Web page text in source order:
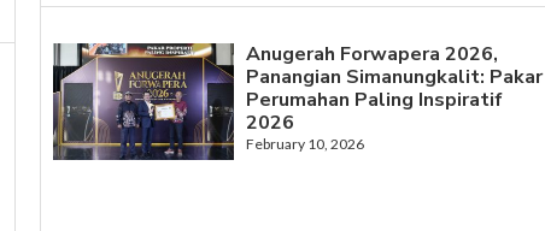
Anugerah Forwapera 2026,
Panangian Simanungkalit: Pakar
Perumahan Paling Inspiratif
2026
February 10, 2026